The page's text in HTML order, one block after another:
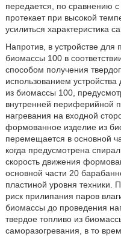
передается, по сравнению
протекает при высокой
усилиться характеристика
Напротив, в устройстве для
биомассы 100 в
способом получения
использованием устройства
из биомассы 100,
внутренней периферийной
нагревания на входной
формованное изделие из
перемещается в основной
когда предусмотрена
скорость движения
основной части 20
пластиной уровня техники.
риск прилипания паров
биомассы до проведения
твердое топливо из
саморазогревания, в то